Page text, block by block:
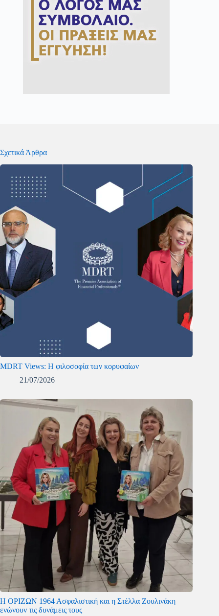
Σχετικά Άρθρα
MDRT Views: Η φιλοσοφία των κορυφαίων
21/07/2026
Η ΟΡΙΖΩΝ 1964 Ασφαλιστική και η Στέλλα Ζουλινάκη
ενώνουν τις δυνάμεις τους